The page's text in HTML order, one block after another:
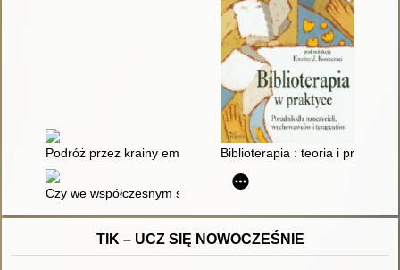
Podróż przez krainy emocji : Scenariusz zajęćBiblioterapia : teoria i praktyka
Czy we współczesnym świecie potrzebne są autorytety? :
TIK – UCZ SIĘ NOWOCZEŚNIE